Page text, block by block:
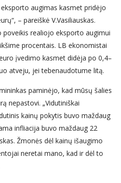
augimas kasmet pridėjo
– pareiškė V.Vasiliauskas.
poveikis realiojo eksporto augimui
procentais. LB ekonomistai
įvedimo kasmet didėja po 0,4–
atveju, jei tebenaudotume litą.
paminėjo, kad mūsų šalies
nepastovi. „Vidutiniškai
kainų pokytis buvo maždaug
infliacija buvo maždaug 22
Žmonės dėl kainų išaugimo
neretai mano, kad ir dėl to